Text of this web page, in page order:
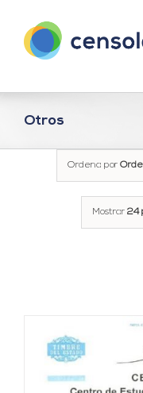
contenido
Otros
Ordena por
Mostrar 24